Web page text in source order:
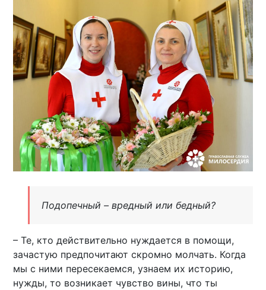
Подопечный – вредный или бедный?
– Те, кто действительно нуждается в помощи,
зачастую предпочитают скромно молчать. Когда
мы с ними пересекаемся, узнаем их историю,
нужды, то возникает чувство вины, что ты